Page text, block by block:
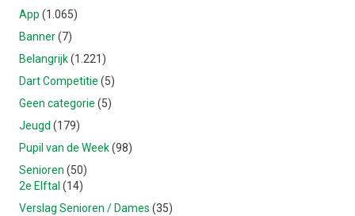
App (1.065)
Banner(7)
Belangrijk(1.221)
Dart Competitie (5)
Geen categorie (5)
Jeugd (179)
Pupil van de Week(98)
Senioren (50)
2e Elftal (14)
Verslag Senioren / Dames (35)